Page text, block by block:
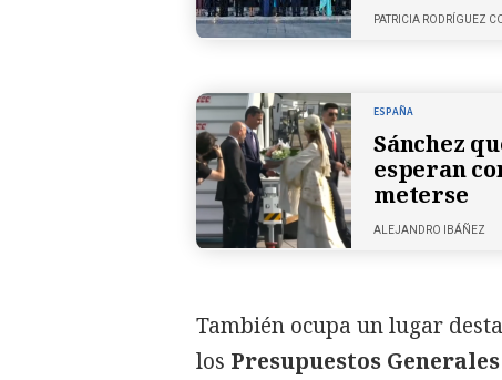
PATRICIA RODRÍGUEZ
ESPAÑA
Sánchez
esperan
meterse
ALEJANDRO IBÁÑEZ
También ocupa un lugar
los Presupuestos